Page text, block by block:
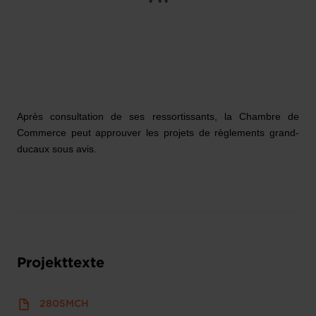
* * *
Après consultation de ses ressortissants, la Chambre de
Commerce peut approuver les projets de règlements grand-
ducaux sous avis.
Projekttexte
2805MCH